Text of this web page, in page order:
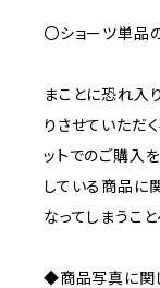
〇ショーツ単品
まことに恐れ入
りさせていただ
ットでのご購入
している商品に
なってしまうこ
◆商品写真に関